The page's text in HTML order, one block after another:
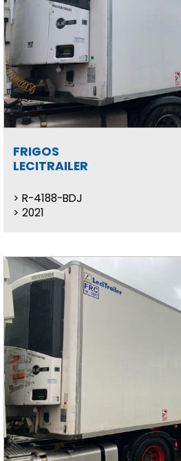
FRIGOS
LECITRAILER
R-4188-BDJ
2021